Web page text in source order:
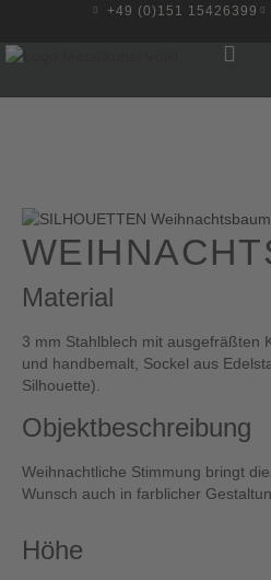
+49 (0)151 15426399
Material
3 mm Stahlblech mit ausgefräßten
und handbemalt, Sockel aus
Silhouette).
Objektbeschreibung
Weihnachtliche Stimmung bringt
Wunsch auch in farblicher
Höhe